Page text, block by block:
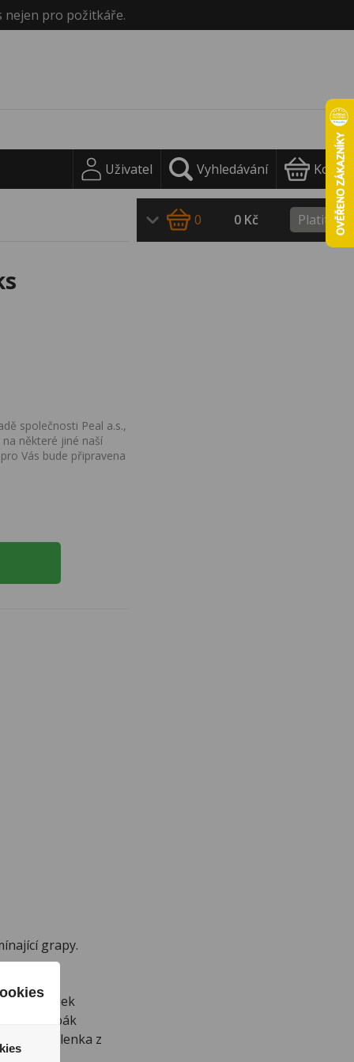
nejen pro požitkáře.
Uživatel Vyhledávání Košík
společnosti Peal a.s.,
některé jiné naší
Vás bude připravena
grapy.
výsledek
tabák
pálenka z
0 0 Kč Platit